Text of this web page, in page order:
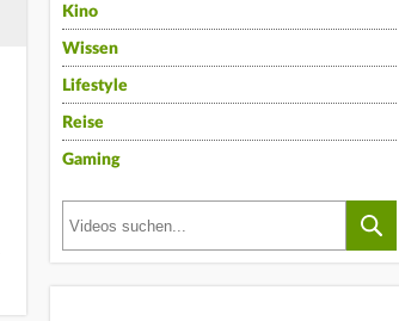
Kino
Wissen
Lifestyle
Reise
Gaming